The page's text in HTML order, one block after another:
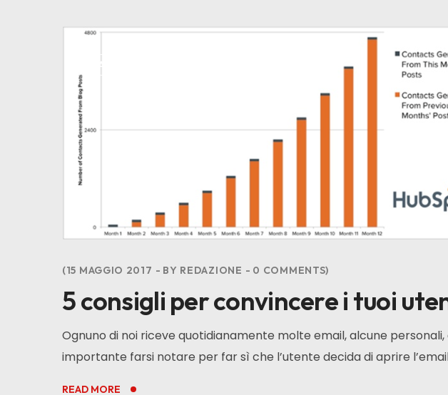
ALL
15 MAGGIO 2017 BY REDAZIONE 0 COMMENTS
5 consigli per convincere i tuoi
Ognuno di noi riceve quotidianamente molte email, alcune
importante farsi notare per far sì che l’utente decida di aprire
READ MORE